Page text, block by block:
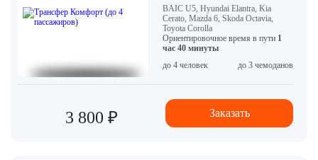
BAIC U5, Hyundai Elantra, Kia
Cerato, Mazda 6, Skoda Octavia,
Toyota Corolla
Ориентировочное время в пути 1
час 40 минуты
до 4 человек
до 3 чемоданов
3 800 ₽ Заказать